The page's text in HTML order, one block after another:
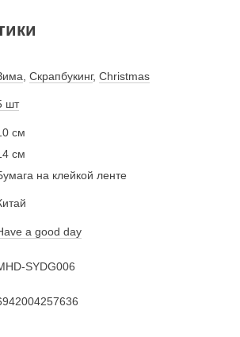
Скрапбукинг, Christmas
шт
см
см
на клейкой ленте
a good day
SYDG006